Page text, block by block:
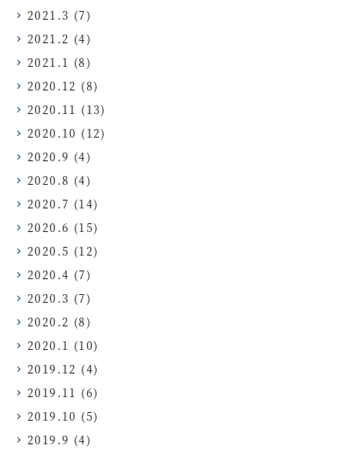
2021.3 (7)
2021.2 (4)
2021.1 (8)
2020.12 (8)
2020.11 (13)
2020.10 (12)
2020.9 (4)
2020.8 (4)
2020.7 (14)
2020.6 (15)
2020.5 (12)
2020.4 (7)
2020.3 (7)
2020.2 (8)
2020.1 (10)
2019.12 (4)
2019.11 (6)
2019.10 (5)
2019.9 (4)